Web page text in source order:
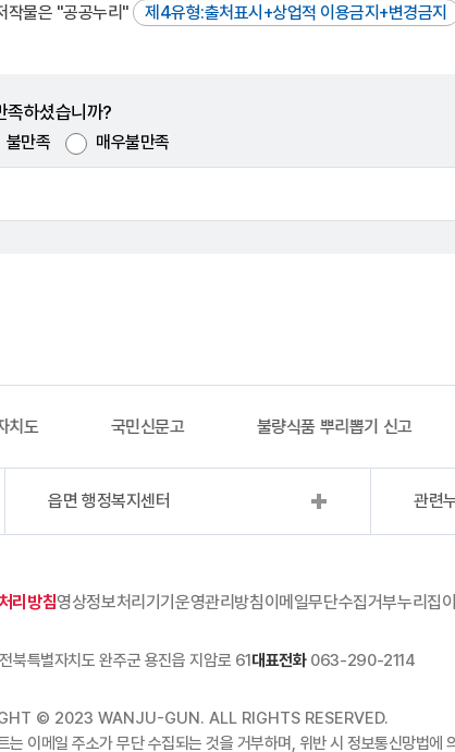
작물은 "공공누리" 제4유형:출처표시+상업적 이용금지+변경금지
족하셨습니까?
불만족 매우불만족
국민신문고 불량식품 뿌리뽑기 신고 지진발생
읍면 행정복지센터 관련
리방침영상정보처리기기운영관리방침이메일무단수집거부누리집
북특별자치도 완주군 용진읍 지암로 61대표전화063-290-2114
© 2023 WANJU-GUN. ALL RIGHTS RESERVED.
는 이메일 주소가 무단 수집되는 것을 거부하며, 위반 시 정보통신망법에